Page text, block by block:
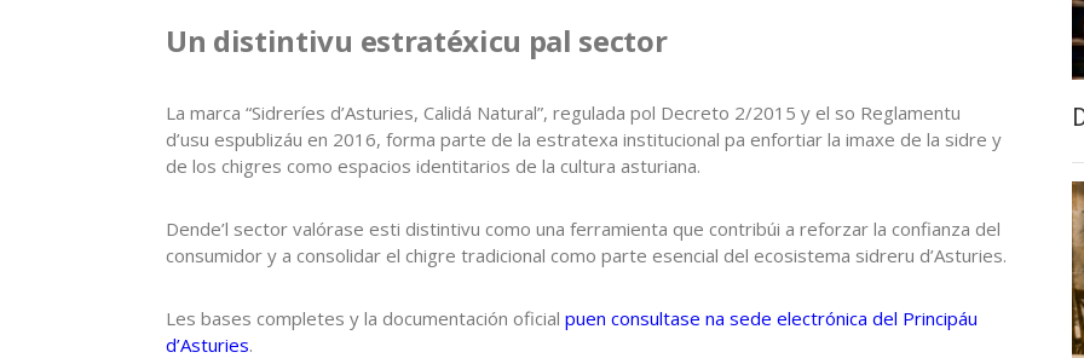
Un distintivu estratéxicu pal sector
La marca “Sidreríes d’Asturies, Calidá Natural”, regulada pol Decreto 2/2015 y el so Reglamentu
d’usu espublizáu en 2016, forma parte de la estratexa institucional pa enfortiar la imaxe de la sidre y
de los chigres como espacios identitarios de la cultura asturiana.
Dende’l sector valórase esti distintivu como una ferramienta que contribúi a reforzar la confianza del
consumidor y a consolidar el chigre tradicional como parte esencial del ecosistema sidreru d’Asturies.
Les bases completes y la documentación oficial puen consultase na sede electrónica del Principáu
d’Asturies.